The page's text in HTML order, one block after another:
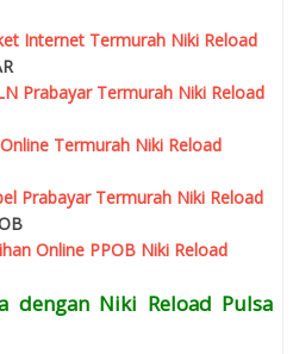
Internet Termurah Niki Reload
Prabayar Termurah Niki Reload
Termurah Niki Reload
Prabayar Termurah Niki Reload
Online PPOB Niki Reload
dengan Niki Reload Pulsa